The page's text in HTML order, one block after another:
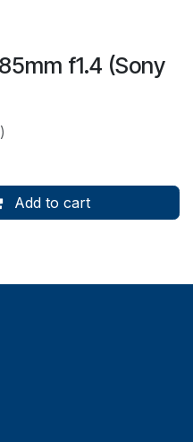
f1.4 (Sony
Add to cart